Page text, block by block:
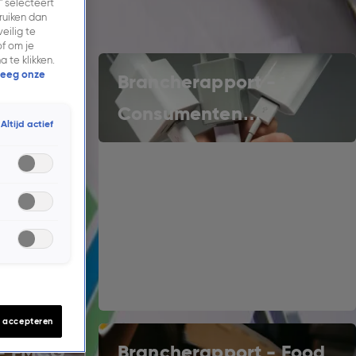
Brancherapport -
Consumenten
elektronica.
selecteert
dan
te
om je
te klikken.
onze
Altijd actief